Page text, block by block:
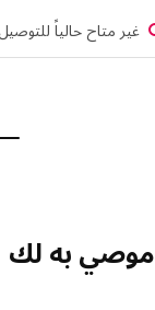
متاح حالياً للتوصيل
به لك